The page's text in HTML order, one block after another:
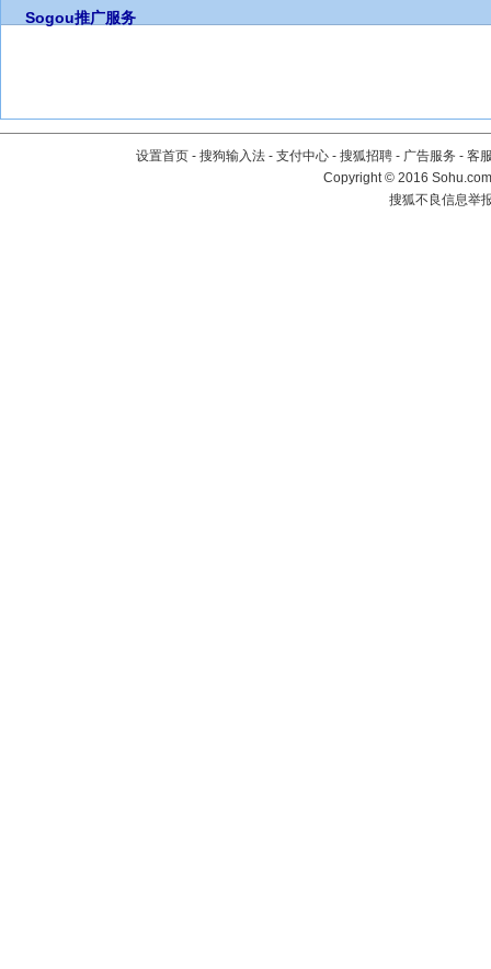
Sogou推广服务
设置首页 - 搜狗输入法 - 支付中心 - 搜狐招聘 - 广告服务 - 客
Copyright©2016
搜狐不良信息举